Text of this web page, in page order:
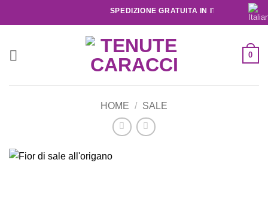
SPEDIZIONE GRATUITA IN ITALIA SOPRA I
0
HOME / SALE